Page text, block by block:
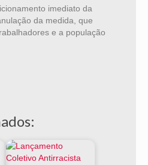
imediato da
da medida, que
e a população